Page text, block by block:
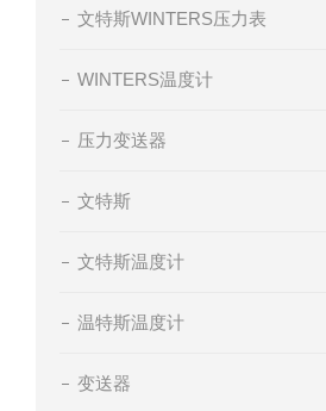
文特斯WINTERS压力表
WINTERS温度计
压力变送器
文特斯
文特斯温度计
温特斯温度计
变送器